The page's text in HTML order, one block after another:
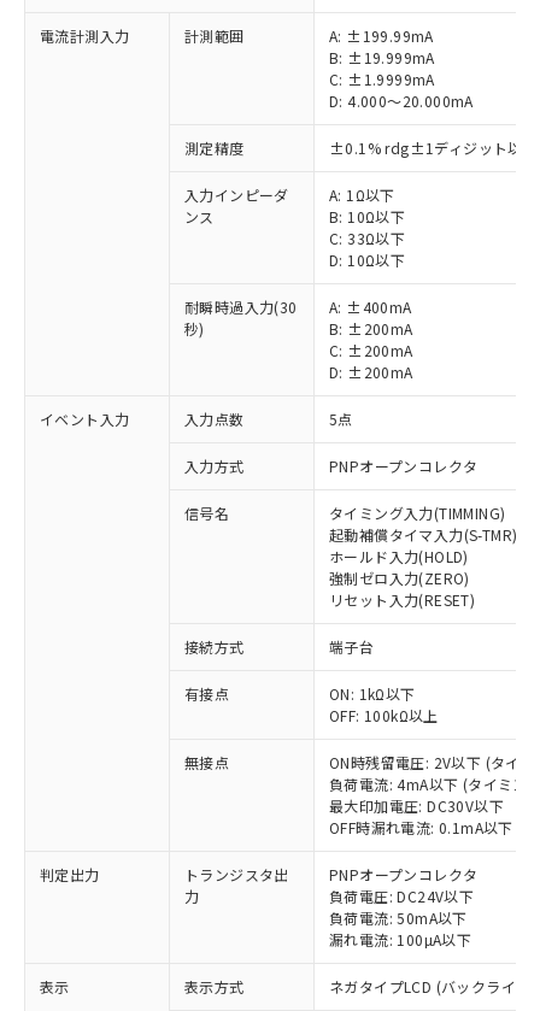
電流計測入力 計測範囲
A: ±199.99mA
B: ±19.999mA
C: ±1.9999mA
D: 4.000～20.000mA
測定精度 ±0.1% rdg±1ディジット以下
入力インピーダ
ンス
A: 1Ω以下
B: 10Ω以下
C: 33Ω以下
D: 10Ω以下
耐瞬時過入力(30
秒)
A: ±400mA
B: ±200mA
C: ±200mA
D: ±200mA
イベント入力 入力点数 5点
入力方式 PNPオープンコレクタ
信号名
タイミング入力(TIMMING)
起動補償タイマ入力(S-TMR)
ホールド入力(HOLD)
強制ゼロ入力(ZERO)
リセット入力(RESET)
接続方式 端子台
有接点
ON: 1kΩ以下
OFF: 100kΩ以上
無接点
ON時残留電圧: 2V以下 (タイ
負荷電流: 4mA以下 (タイミン
最大印加電圧: DC30V以下
OFF時漏れ電流: 0.1mA以下 (
判定出力
トランジスタ出
力
PNPオープンコレクタ
負荷電圧: DC24V以下
負荷電流: 50mA以下
漏れ電流: 100µA以下
表示 表示方式 ネガタイプLCD (バックライト
以下の条件をお読みいただき、同意のうえ
本サービスは、当社制御機器事業取扱
商品の当社在庫状況および標準価格
※1 対応状況
非含有に対応した製品が提供可能な商品で
対応予定：EU RoHS指令（10物質）の非含
有に対応した製品に切り替える予定のある
対応予定なし：EU RoHS指令（10物質）の
非含有に非対応の商品で、対応品を出す予
調査・確認中：EU RoHS指令（10物質）の
非含有の対応状況を調査中または確認中の
※1 中国RoHS○×表